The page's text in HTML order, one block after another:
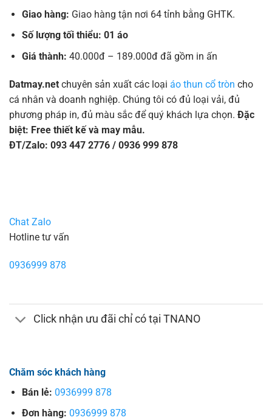
Giao hàng: Giao hàng tận nơi 64 tỉnh bằng GHTK.
Số lượng tối thiểu: 01 áo
Giá thành: 40.000đ – 189.000đ đã gồm in ấn
Datmay.net chuyên sản xuất các loại áo thun cổ tròn cho
cá nhân và doanh nghiệp. Chúng tôi có đủ loại vải, đủ
phương pháp in, đủ màu sắc để quý khách lựa chọn. Đặc
biệt: Free thiết kế và may mẫu.
ĐT/Zalo: 093 447 2776 / 0936 999 878
Chat Zalo
Hotline tư vấn
0936999 878
Click nhận ưu đãi chỉ có tại TNANO
Chăm sóc khách hàng
Bán lẻ: 0936999 878
Đơn hàng: 0936999 878